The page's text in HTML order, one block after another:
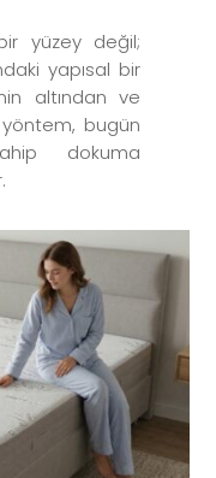
yüzey değil;
yapısal bir
altından ve
bugün
dokuma